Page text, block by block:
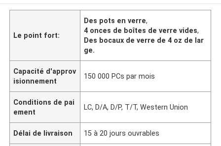
Le point fort:
Des pots en verre,
4 onces de boîtes de verre vides,
Des bocaux de verre de 4 oz de lar
ge.
Capacité d'approv
isionnement
150 000 PCs par mois
Conditions de pai
ement
LC, D/A, D/P, T/T, Western Union
Délai de livraison 15 à 20 jours ouvrables